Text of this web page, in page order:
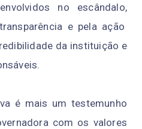
volvidos no escândalo,
e pela ação
edibilidade da instituição e
é mais um testemunho
com os valores